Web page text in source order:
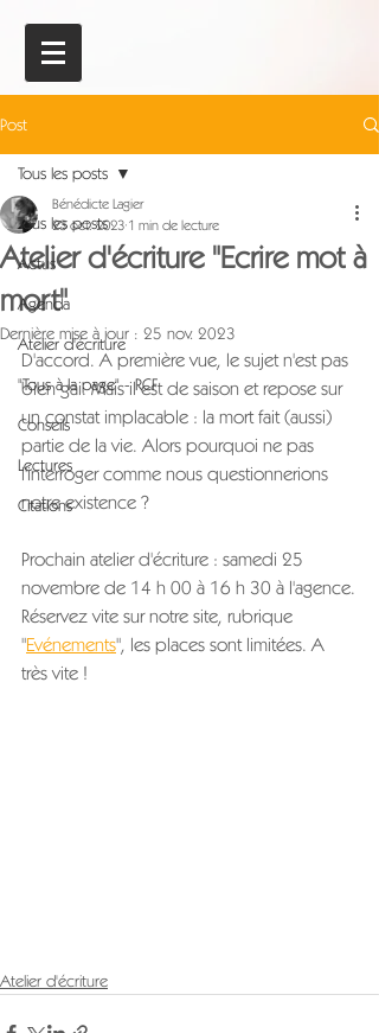
Post
Tous les posts
Actus
Agenda
Atelier d'écriture
"Tous à la page" - RCF
Conseils
Lectures
Citations
Tous les posts
Atelier d'écriture "Ecrire mot à
mort"
Bénédicte Lagier
23 oct. 2023 1 min de lecture
Dernière mise à jour : 25 nov. 2023
D'accord. A première vue, le sujet n'est pas
bien gai. Mais il est de saison et repose sur
un constat implacable : la mort fait (aussi)
partie de la vie. Alors pourquoi ne pas
l'interroger comme nous questionnerions
notre existence ?
Prochain atelier d'écriture : samedi 25
novembre de 14 h 00 à 16 h 30 à l'agence.
Réservez vite sur notre site, rubrique
"Evénements", les places sont limitées. A
très vite !
Atelier d'écriture